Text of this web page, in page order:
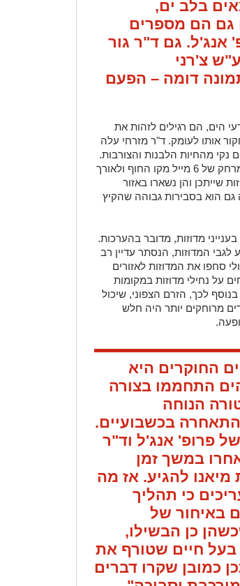
בלב ים,
גם הם מספרים
אנג'ל. גם ד"ר גור
צ'רני
דומה – הפעם
הים, הם רגילים לזהות את
אותו לעומק. ד"ר מזרחי עלה
מהחיות הלבנות והצורבות.
"השטח שסקרנו מהאוויר היה רחב מאוד. טסנו במרחק של 6 מייל מקו החוף ולאורך
שייתכן והן נשארו באזור
הוא בסבירות גבוהה שהקיץ
מדוזות, מדובר בהערכות.
המדוזות, הנסתר עדיין רב
סחפו את המדוזות לאזורים
על נחילי מדוזות במקומות
לכך, הזרם הצפוני, שיכול
מרוחקים יותר היה חלש
החוקרים היא
התחממו בצורה
הנוחה
בכשבועיים.
פרופ' אנג'ל וד"ר
במשך זמן
מיאנו להגיע. אז מה
כי תהליך
באיחור של
כן הבשילו,
חיים שטורף את
כמובן שקרו דברים